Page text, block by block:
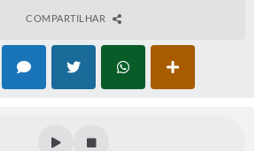
COMPARTILHAR